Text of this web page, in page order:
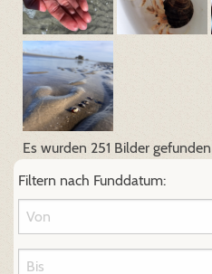
Es wurden 251 Bilder gefunden
Filtern nach Funddatum: